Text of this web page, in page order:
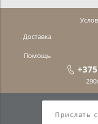
Доставка
Помощь
Прислать